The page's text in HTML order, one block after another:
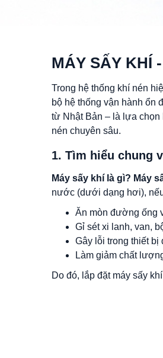
Lò nung - Tủ sấy
Máy ly tâm
Khác
MÁY SẤY KHÍ
Trong hệ thống khí nén
bộ hệ thống vận hành ổn
từ Nhật Bản – là lựa
nén chuyên sâu.
1. Tìm hiểu chung
Máy sấy khí là gì? Máy
nước (dưới dạng hơi),
Ăn mòn đường ống
Gỉ sét xi lanh, van,
Gây lỗi trong thiết
Làm giảm chất
Do đó, lắp đặt máy sấy